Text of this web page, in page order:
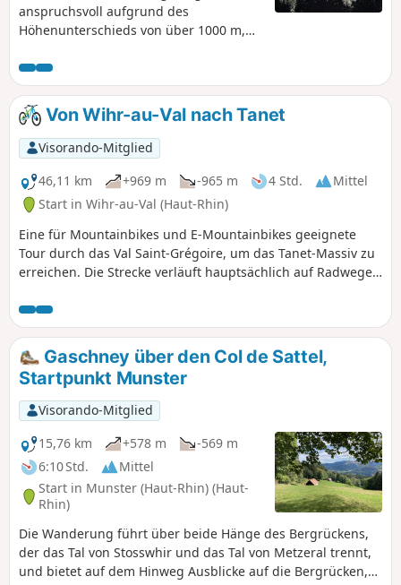
anspruchsvoll aufgrund des
Höhenunterschieds von über 1000 m,
Aussichtspunkte, die sie bietet. Schöne
Wege und Pfade im Wald.
Von Wihr-au-Val nach Tanet
Visorando-Mitglied
46,11 km
+969 m -965 m 4 Std.
Mittel
Start in Wihr-au-Val (Haut-Rhin)
Eine für Mountainbikes und E-Mountainbikes geeignete
Tour durch das Val Saint-Grégoire, um das Tanet-Massiv zu
erreichen. Die Strecke verläuft hauptsächlich auf Radwegen
dieses Ortes zu entdecken, an dem sich früher ein Skigebiet
befand.
Gaschney über den Col de Sattel,
Startpunkt Munster
Visorando-Mitglied
15,76 km
+578 m
-569 m
6:10 Std.
Mittel
Start in Munster (Haut-Rhin) (Haut-
Rhin)
Die Wanderung führt über beide Hänge des Bergrückens,
der das Tal von Stosswhir und das Tal von Metzeral trennt,
und bietet auf dem Hinweg Ausblicke auf die Bergrücken,